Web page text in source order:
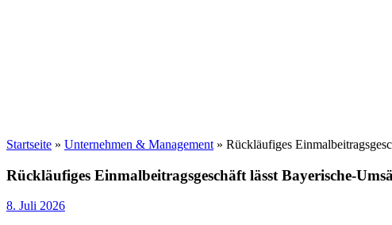
Startseite » Unternehmen & Management » Rückläufiges
Rückläufiges Einmalbeitragsgeschäft lässt Bayerische-
8. Juli 2026